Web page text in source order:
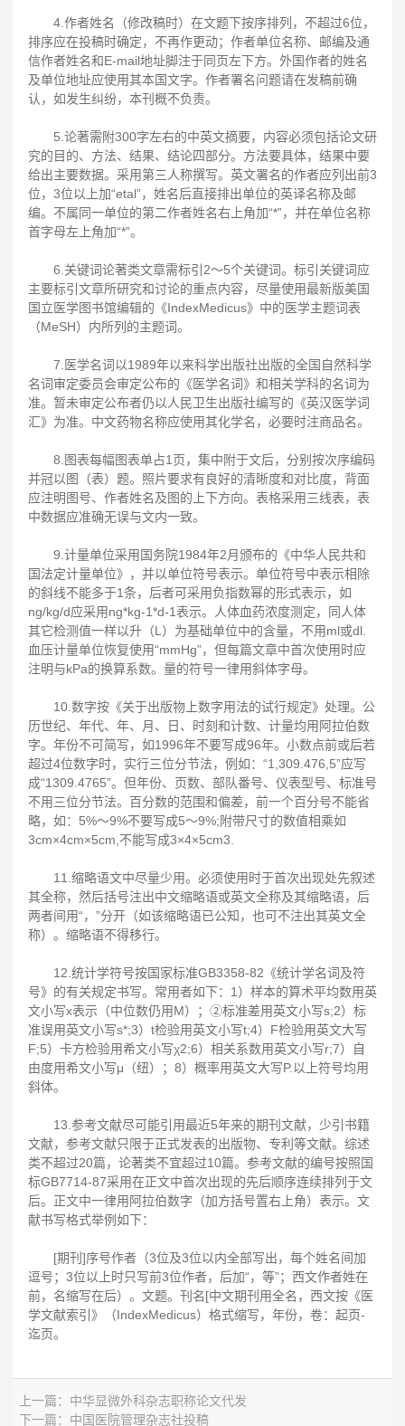
4.作者姓名（修改稿时）在文题下按序排列，不超过6位，
排序应在投稿时确定，不再作更动；作者单位名称、邮编及通
信作者姓名和E-mail地址脚注于同页左下方。外国作者的姓名
及单位地址应使用其本国文字。作者署名问题请在发稿前确
认，如发生纠纷，本刊概不负责。
5.论著需附300字左右的中英文摘要，内容必须包括论文研
究的目的、方法、结果、结论四部分。方法要具体，结果中要
给出主要数据。采用第三人称撰写。英文署名的作者应列出前3
位，3位以上加“etal”，姓名后直接排出单位的英译名称及邮
编。不属同一单位的第二作者姓名右上角加“*”，并在单位名称
首字母左上角加“*”。
6.关键词论著类文章需标引2～5个关键词。标引关键词应
主要标引文章所研究和讨论的重点内容，尽量使用最新版美国
国立医学图书馆编辑的《IndexMedicus》中的医学主题词表
（MeSH）内所列的主题词。
7.医学名词以1989年以来科学出版社出版的全国自然科学
名词审定委员会审定公布的《医学名词》和相关学科的名词为
准。暂未审定公布者仍以人民卫生出版社编写的《英汉医学词
汇》为准。中文药物名称应使用其化学名，必要时注商品名。
8.图表每幅图表单占1页，集中附于文后，分别按次序编码
并冠以图（表）题。照片要求有良好的清晰度和对比度，背面
应注明图号、作者姓名及图的上下方向。表格采用三线表，表
中数据应准确无误与文内一致。
9.计量单位采用国务院1984年2月颁布的《中华人民共和
国法定计量单位》，并以单位符号表示。单位符号中表示相除
的斜线不能多于1条，后者可采用负指数幂的形式表示，如
ng/kg/d应采用ng*kg-1*d-1表示。人体血药浓度测定，同人体
其它检测值一样以升（L）为基础单位中的含量，不用ml或dl.
血压计量单位恢复使用“mmHg”，但每篇文章中首次使用时应
注明与kPa的换算系数。量的符号一律用斜体字母。
10.数字按《关于出版物上数字用法的试行规定》处理。公
历世纪、年代、年、月、日、时刻和计数、计量均用阿拉伯数
字。年份不可简写，如1996年不要写成96年。小数点前或后若
超过4位数字时，实行三位分节法，例如：“1,309.476,5”应写
成“1309.4765”。但年份、页数、部队番号、仪表型号、标准号
不用三位分节法。百分数的范围和偏差，前一个百分号不能省
略，如：5%～9%不要写成5～9%;附带尺寸的数值相乘如
3cm×4cm×5cm,不能写成3×4×5cm3.
11.缩略语文中尽量少用。必须使用时于首次出现处先叙述
其全称，然后括号注出中文缩略语或英文全称及其缩略语，后
两者间用“，”分开（如该缩略语已公知，也可不注出其英文全
称）。缩略语不得移行。
12.统计学符号按国家标准GB3358-82《统计学名词及符
号》的有关规定书写。常用者如下：1）样本的算术平均数用英
文小写x表示（中位数仍用M）；②标准差用英文小写s;2）标
准误用英文小写s*;3）t检验用英文小写t;4）F检验用英文大写
F;5）卡方检验用希文小写χ2;6）相关系数用英文小写r;7）自
由度用希文小写μ（纽）；8）概率用英文大写P.以上符号均用
斜体。
13.参考文献尽可能引用最近5年来的期刊文献，少引书籍
文献，参考文献只限于正式发表的出版物、专利等文献。综述
类不超过20篇，论著类不宜超过10篇。参考文献的编号按照国
标GB7714-87采用在正文中首次出现的先后顺序连续排列于文
后。正文中一律用阿拉伯数字（加方括号置右上角）表示。文
献书写格式举例如下：
[期刊]序号作者（3位及3位以内全部写出，每个姓名间加
逗号；3位以上时只写前3位作者，后加“，等”；西文作者姓在
前，名缩写在后）。文题。刊名[中文期刊用全名，西文按《医
学文献索引》（IndexMedicus）格式缩写，年份，卷：起页-
迄页。
上一篇： 中华显微外科杂志职称论文代发
下一篇： 中国医院管理杂志社投稿